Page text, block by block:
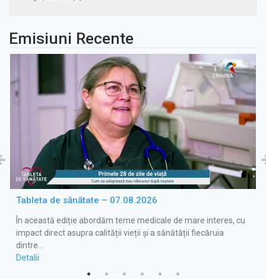
Emisiuni Recente
Tableta de sănătate – 07.08.2026
În această ediție abordăm teme medicale de mare interes, cu
impact direct asupra calității vieții și a sănătății fiecăruia
dintre…
Detalii